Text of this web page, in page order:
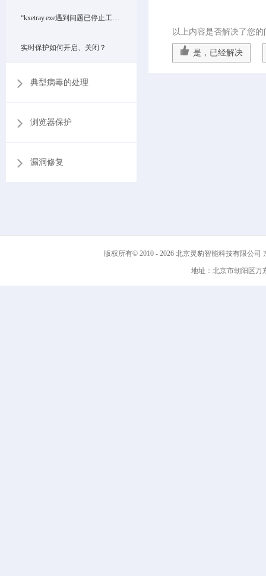
“kxetray.exe遇到问题已停止工作,”出现这个提示怎么处理？
实时保护如何开启、关闭？
典型病毒的处理
浏览器保护
漏洞修复
以上内容是否解决了您的
是，已经解决
版权所有© 2010 - 2026 北京灵豹智能科技有限公司
地址：北京市朝阳区万